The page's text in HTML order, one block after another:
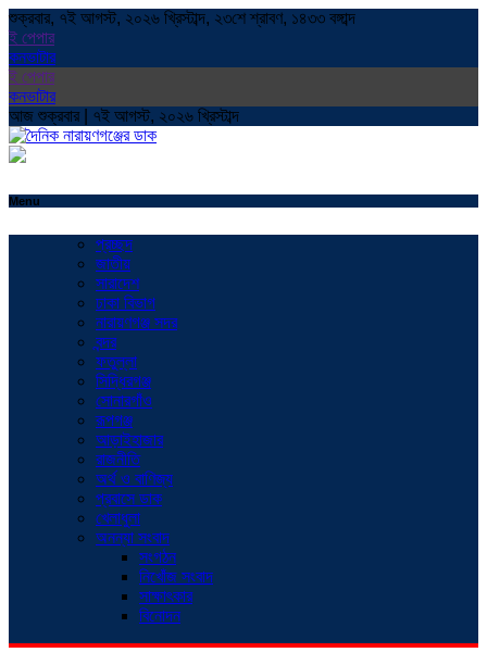
শুক্রবার, ৭ই আগস্ট, ২০২৬ খ্রিস্টাব্দ, ২৩শে শ্রাবণ, ১৪৩৩ বঙ্গাব্দ
ই পেপার
কনভাটার
ই পেপার
কনভাটার
আজ শুক্রবার | ৭ই আগস্ট, ২০২৬ খ্রিস্টাব্দ
Menu
প্রচ্ছদ
জাতীয়
সারাদেশ
ঢাকা বিভাগ
নারায়ণগঞ্জ সদর
বন্দর
ফতুল্লা
সিদ্ধিরগঞ্জ
সোনারগাঁও
রূপগঞ্জ
আড়াইহাজার
রাজনীতি
অর্থ ও বাণিজ্য
প্রবাসে ডাক
খেলাধুলা
অনন্যা সংবাদ
সংগঠন
নিখোঁজ সংবাদ
সাক্ষাৎকার
বিনোদন